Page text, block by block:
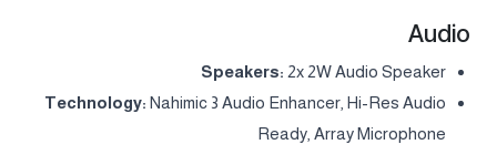
Audio
Speakers: 2x 2W Audio Speaker
Technology: Nahimic 3 Audio Enhancer, Hi-Res Audio
Ready, Array Microphone